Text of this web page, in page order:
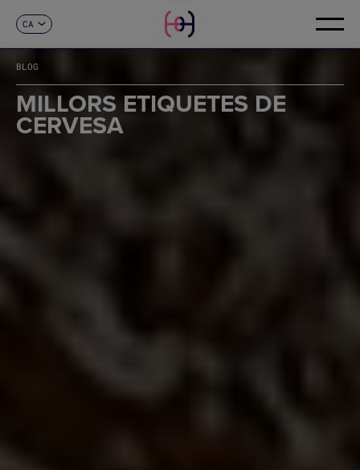
CA
FR
DE
IT
PT
CONTACTE
BLOG
MILLORS ETIQUETES DE
CERVESA